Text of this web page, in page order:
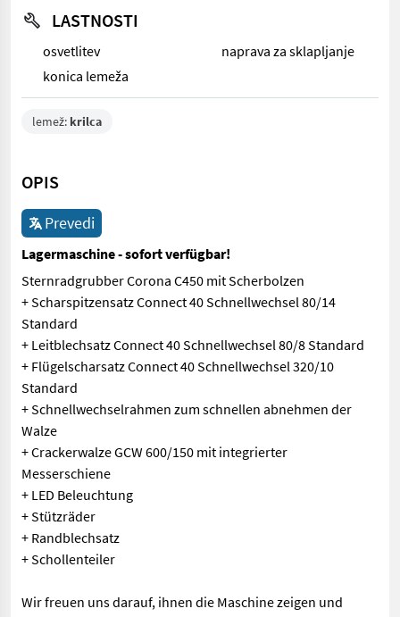
LASTNOSTI
osvetlitev
naprava za sklapljanje
konica lemeža
lemež: krilca
OPIS
Prevedi
Lagermaschine - sofort verfügbar!
Sternradgrubber Corona C450 mit Scherbolzen
+ Scharspitzensatz Connect 40 Schnellwechsel 80/14
Standard
+ Leitblechsatz Connect 40 Schnellwechsel 80/8 Standard
+ Flügelscharsatz Connect 40 Schnellwechsel 320/10
Standard
+ Schnellwechselrahmen zum schnellen abnehmen der
Walze
+ Crackerwalze GCW 600/150 mit integrierter
Messerschiene
+ LED Beleuchtung
+ Stützräder
+ Randblechsatz
+ Schollenteiler
Wir freuen uns darauf, ihnen die Maschine zeigen und